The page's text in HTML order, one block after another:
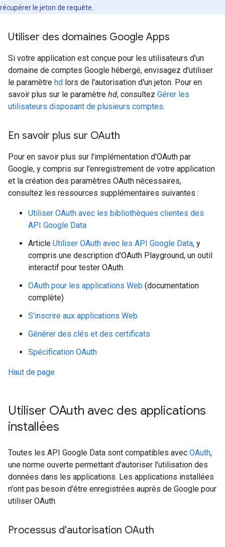
récupérer le jeton de requête.
Utiliser des domaines Google Apps
Si votre application est conçue pour les utilisateurs d'un
domaine de comptes Google hébergé, envisagez d'utiliser
le paramètre hd lors de l'autorisation d'un jeton. Pour en
savoir plus sur le paramètre hd, consultez Gérer les
utilisateurs disposant de plusieurs comptes.
En savoir plus sur OAuth
Pour en savoir plus sur l'implémentation d'OAuth par
Google, y compris sur l'enregistrement de votre application
et la création des paramètres OAuth nécessaires,
consultez les ressources supplémentaires suivantes :
Utiliser OAuth avec les bibliothèques clientes des
API Google Data
Article Utiliser OAuth avec les API Google Data, y
compris une description d'OAuth Playground, un outil
interactif pour tester OAuth.
OAuth pour les applications Web (documentation
complète)
S'inscrire aux applications Web
Générer des clés et des certificats
Spécification OAuth
Haut de page
Utiliser OAuth avec des applications
installées
Toutes les API Google Data sont compatibles avec OAuth,
une norme ouverte permettant d'autoriser l'utilisation des
données dans les applications. Les applications installées
n'ont pas besoin d'être enregistrées auprès de Google pour
utiliser OAuth.
Processus d'autorisation OAuth